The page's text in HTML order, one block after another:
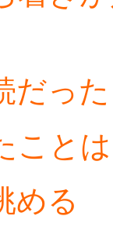
だっ
こと
める